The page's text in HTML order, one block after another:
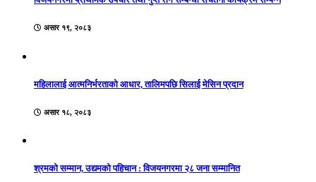
असार १९, २०८३
महिलालाई आत्मनिर्भरताको आधार, तालिमपछि सिलाई मेसिन प्रदान
असार १८, २०८३
श्रमको सम्मान, उद्यमको पहिचान : विजयनगरमा २८ जना सम्मानित